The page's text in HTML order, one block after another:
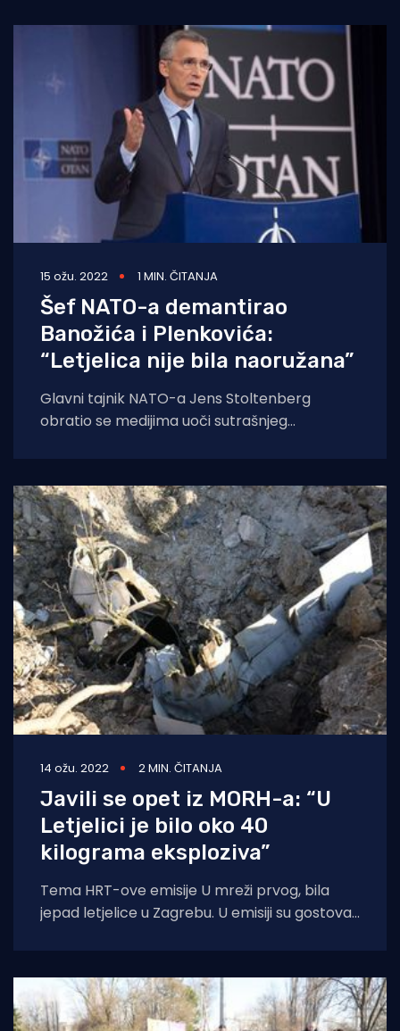
15 ožu. 2022 1 MIN. ČITANJA
Šef NATO-a demantirao
Banožića i Plenkovića:
“Letjelica nije bila naoružana”
Glavni tajnik NATO-a Jens Stoltenberg
obratio se medijima uoči sutrašnjeg
14 ožu. 2022 2 MIN. ČITANJA
Javili se opet iz MORH-a: “U
Letjelici je bilo oko 40
kilograma eksploziva”
Tema HRT-ove emisije U mreži prvog, bila
jepad letjelice u Zagrebu. U emisiji su gostovali